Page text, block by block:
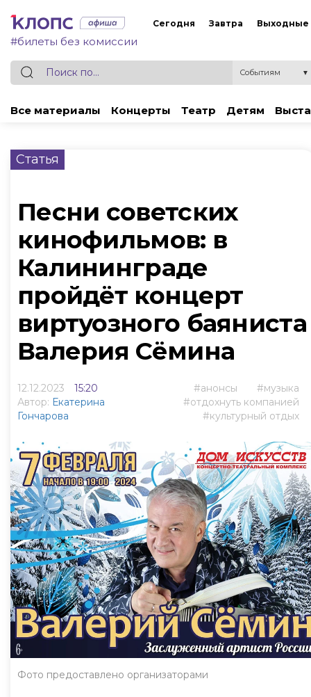
#билеты без комиссии
Сегодня Завтра Выходные
Событиям ▼
Все материалы Концерты Театр Детям
Статья
Песни советских
кинофильмов: в
Калининграде
пройдёт концерт
виртуозного баяниста
Валерия Сёмина
12.12.2023
15:20
Автор: Екатерина
Гончарова
анонсы
музыка
отдохнуть компанией
культурный отдых
Фото предоставлено организаторами